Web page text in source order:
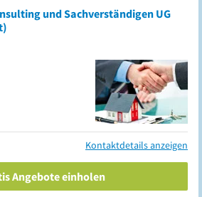
und Sachverständigen UG
Kontaktdetails anzeigen
Angebote einholen